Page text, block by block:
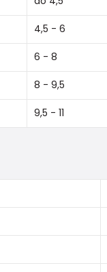
4,5 - 6
6 - 8
8 - 9,5
9,5 - 11